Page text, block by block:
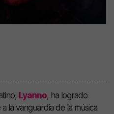
Lyanno, ha logrado
la vanguardia de la música